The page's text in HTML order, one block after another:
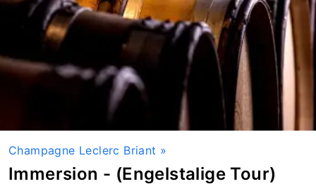
Champagne Leclerc Briant »
Immersion - (Engelstalige Tour)